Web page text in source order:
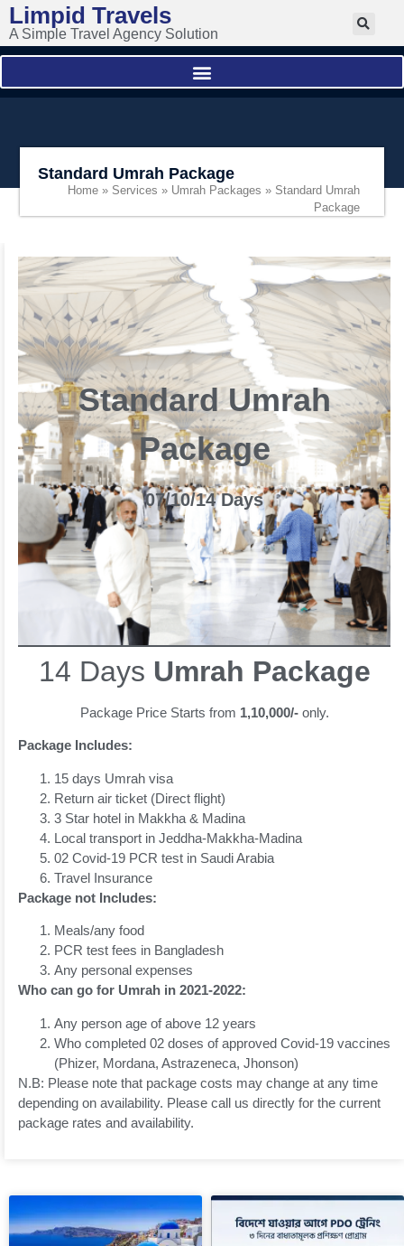
Limpid Travels
A Simple Travel Agency Solution
Standard Umrah Package
Home» Services » Umrah Packages » Standard Umrah
Package
Standard Umrah
Package
07/10/14 Days
14 Days Umrah Package
Package Price Starts from 1,10,000/-only.
Package Includes:
15 days Umrah visa
Return air ticket (Direct flight)
3 Star hotel in Makkha & Madina
Local transport in Jeddha-Makkha-Madina
02 Covid-19 PCR test in Saudi Arabia
Travel Insurance
Package not Includes:
Meals/any food
PCR test fees in Bangladesh
Any personal expenses
Who can go for Umrah in 2021-2022:
Any person age of above 12 years
Who completed 02 doses of approved Covid-19 vaccines
(Phizer, Mordana, Astrazeneca, Jhonson)
N.B: Please note that package costs may change at any time
depending on availability. Please call us directly for the current
package rates and availability.